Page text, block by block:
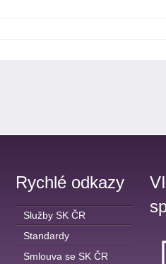
Rychlé odkazy
Služby SK ČR
Standardy
Smlouva se SK ČR